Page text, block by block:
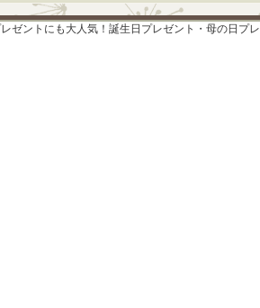
ゼントにも大人気！誕生日プレゼント・母の日プ